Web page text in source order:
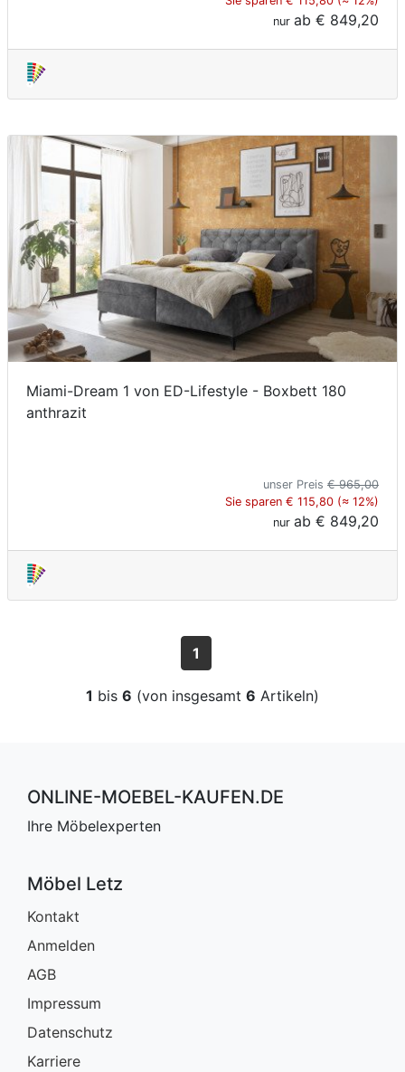
nur ab € 849,20
Miami-Dream 1 von ED-Lifestyle - Boxbett 180
anthrazit
unser Preis € 965,00
Sie sparen € 115,80 (≈ 12%)
nur ab € 849,20
1
1 bis 6 (von insgesamt 6 Artikeln)
ONLINE-MOEBEL-KAUFEN.DE
Ihre Möbelexperten
Möbel Letz
Kontakt
Anmelden
AGB
Impressum
Datenschutz
Karriere